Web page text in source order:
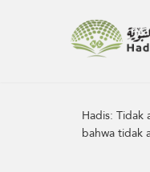
Hadis:Tidak
bahwa tidak